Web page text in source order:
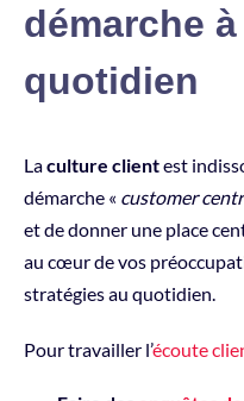
démarche
quotidien
Laculture clientest
démarche « customer
et de donner une place
au cœur de vos
stratégies au quotidien.
Pour travailler l’écoute